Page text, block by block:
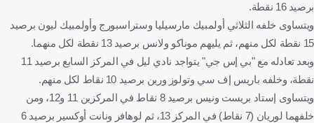
برصيد 16 نقطة.
ويتساوى خلفه الثلاثي أولمبيك مارسيليا وستراسبورج وأولمبيك ليون برصيد
15 نقطة لكل منهم، ثم يليهم موناكو ولانس برصيد 13 نقطة لكل منهما.
وبعد تعادله مع "بي إس جي" يتواجد نادي ليل في المركز السابع برصيد 11
نقطة، وخلفه باريس إف سي وتولوز ورين برصيد 10 نقاط لكل منهم.
ويتساوى إستاد بريست ونيس برصيد 8 نقاط في المركزين 11 و12، ومن
خلفهما لوريان (7 نقاط) في المركز 13، ثم لوهافر ونانت أوكسير برصيد 6